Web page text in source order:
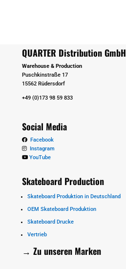
QUARTER Distribution GmbH
Warehouse & Production
Puschkinstraße 17
15562 Rüdersdorf
+49 (0)173 98 59 833
Social Media
Facebook
Instagram
YouTube
Skateboard Production
Skateboard Produktion in Deutschland
OEM Skateboard Produktion
Skateboard Drucke
Vertrieb
→ Zu unseren Marken